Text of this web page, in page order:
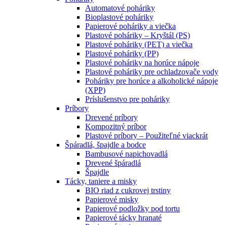
Automatové poháriky
Bioplastové poháriky
Papierové poháriky a viečka
Plastové poháriky – Kryštál (PS)
Plastové poháriky (PET) a viečka
Plastové poháriky (PP)
Plastové poháriky na horúce nápoje
Plastové poháriky pre ochladzovače vody
Poháriky pre horúce a alkoholické nápoje
(XPP)
Príslušenstvo pre poháriky
Príbory
Drevené príbory
Kompozitný príbor
Plastové príbory – Použiteľné viackrát
Špáradlá, špajdle a bodce
Bambusové napichovadlá
Drevené špáradlá
Špajdle
Tácky, taniere a misky
BIO riad z cukrovej trstiny
Papierové misky
Papierové podložky pod tortu
Papierové tácky hranaté